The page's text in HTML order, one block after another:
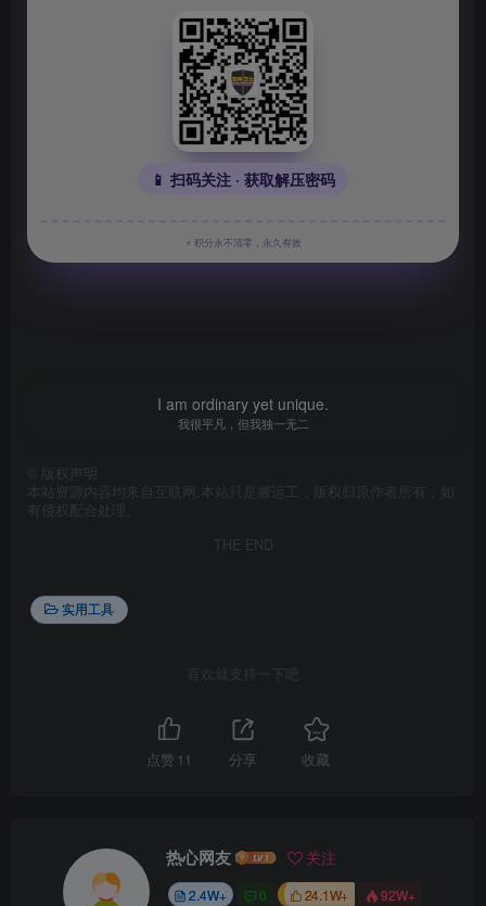
📱 扫码关注 · 获取解压密码
⚡ 积分永不清零，永久有效
I am ordinary yet unique.
我很平凡，但我独一无二
版权声明
本站资源内容均来自互联网,本站只是搬运工，版权归原作者所有，如
有侵权配合处理。
THE END
实用工具
喜欢就支持一下吧
点赞 11 分享 收藏
热心网友 关注
2.4W+ 0 24.1W+ 92W+